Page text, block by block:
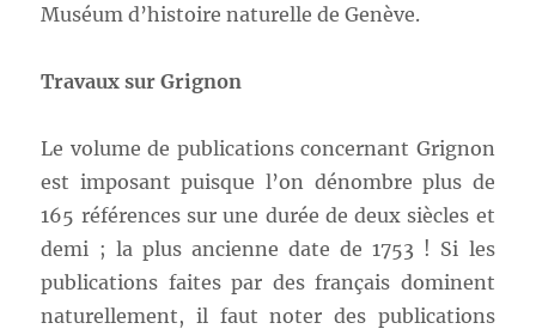
Muséum d’histoire naturelle de Genève.
Travaux sur Grignon
Le volume de publications concernant Grignon
est imposant puisque l’on dénombre plus de
165 références sur une durée de deux siècles et
demi ; la plus ancienne date de 1753 ! Si les
publications faites par des français dominent
naturellement, il faut noter des publications